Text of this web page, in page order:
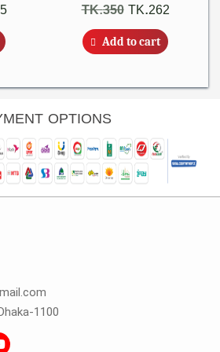
Current
TK.350 Original
price
was:
TK.262Current
Add to cart
OPTIONS
1100